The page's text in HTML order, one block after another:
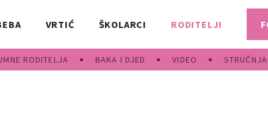
VRTIĆ ŠKOLARCI RODITELJI
RODITELJA BAKA I DJED VIDEO